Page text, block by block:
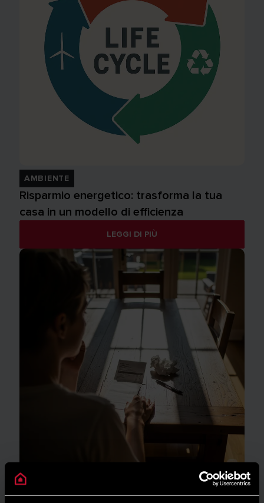
AMBIENTE
Risparmio energetico: trasforma la tua
casa in un modello di efficienza
LEGGI DI PIÙ
GUIDA AL RISPARMIO